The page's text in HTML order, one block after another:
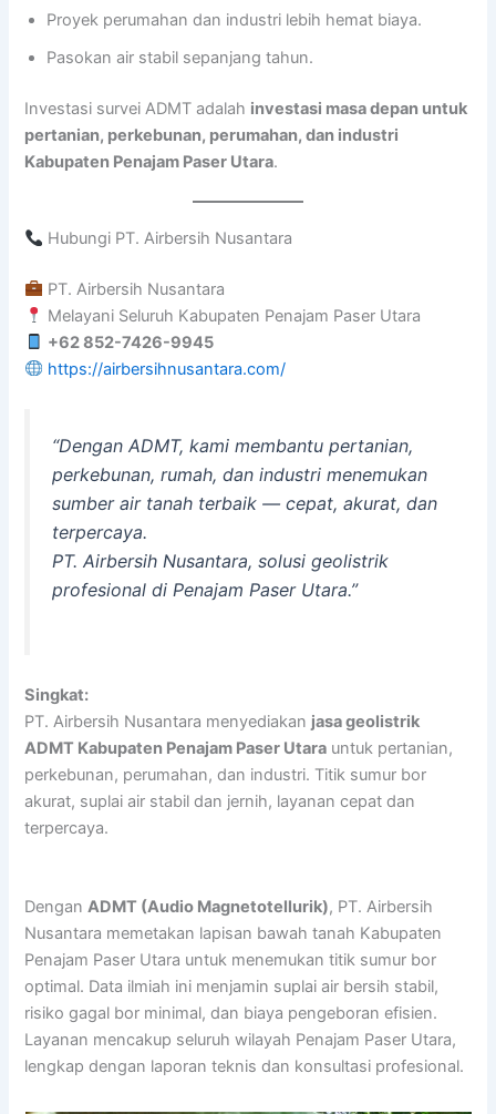
Proyek perumahan dan industri lebih hemat biaya.
Pasokan air stabil sepanjang tahun.
Investasi survei ADMT adalah investasi masa depan untuk
pertanian, perkebunan, perumahan, dan industri
Kabupaten Penajam Paser Utara.
Hubungi PT. Airbersih Nusantara
PT. Airbersih Nusantara
Melayani Seluruh Kabupaten Penajam Paser Utara
+62 852-7426-9945
https://airbersihnusantara.com/
“Dengan ADMT, kami membantu pertanian,
perkebunan, rumah, dan industri menemukan
sumber air tanah terbaik — cepat, akurat, dan
terpercaya.
PT. Airbersih Nusantara, solusi geolistrik
profesional di Penajam Paser Utara.”
Singkat:
PT. Airbersih Nusantara menyediakan jasa geolistrik
ADMT Kabupaten Penajam Paser Utara untuk pertanian,
perkebunan, perumahan, dan industri. Titik sumur bor
akurat, suplai air stabil dan jernih, layanan cepat dan
terpercaya.
DenganADMT (Audio Magnetotellurik), PT. Airbersih
Nusantara memetakan lapisan bawah tanah Kabupaten
Penajam Paser Utara untuk menemukan titik sumur bor
optimal. Data ilmiah ini menjamin suplai air bersih stabil,
risiko gagal bor minimal, dan biaya pengeboran efisien.
Layanan mencakup seluruh wilayah Penajam Paser Utara,
lengkap dengan laporan teknis dan konsultasi profesional.